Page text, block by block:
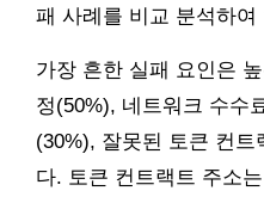
패 사례를 비교 분석하
가장 흔한 실패 요인은
정(50%), 네트워크 수수
(30%), 잘못된 토큰 컨트
다. 토큰 컨트랙트 주소